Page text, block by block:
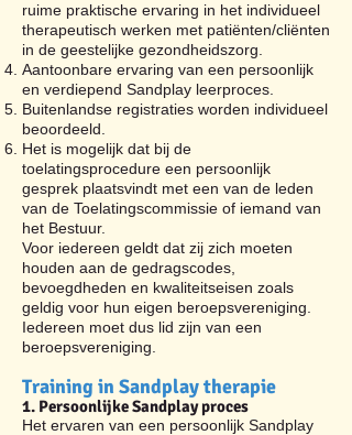
ruime praktische ervaring in het individueel
therapeutisch werken met patiënten/cliënten
in de geestelijke gezondheidszorg.
Aantoonbare ervaring van een persoonlijk
en verdiepend Sandplay leerproces.
Buitenlandse registraties worden individueel
beoordeeld.
Het is mogelijk dat bij de
toelatingsprocedure een persoonlijk
gesprek plaatsvindt met een van de leden
van de Toelatingscommissie of iemand van
het Bestuur.
Voor iedereen geldt dat zij zich moeten
houden aan de gedragscodes,
bevoegdheden en kwaliteitseisen zoals
geldig voor hun eigen beroepsvereniging.
Iedereen moet dus lid zijn van een
beroepsvereniging.
Training in Sandplay therapie
1. Persoonlijke Sandplay proces
Het ervaren van een persoonlijk Sandplay